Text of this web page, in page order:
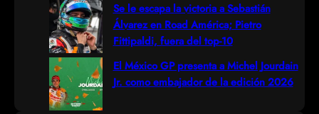
Se le escapa la victoria a Sebastián
Álvarez en Road América; Pietro
Fittipaldi, fuera del top-10
El México GP presenta a Michel Jourdain
Jr. como embajador de la edición 2026